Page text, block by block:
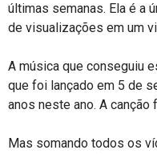
últimas semanas. Ela é a
de visualizações em um
A música que conseguiu
que foi lançado em 5 de
anos neste ano. A canção
Mas somando todos os